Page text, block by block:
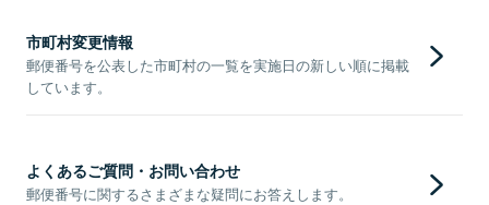
市町村変更情報
郵便番号を公表した市町村の一覧を実施日の新しい順に掲載
しています。
よくあるご質問・お問い合わせ
郵便番号に関するさまざまな疑問にお答えします。